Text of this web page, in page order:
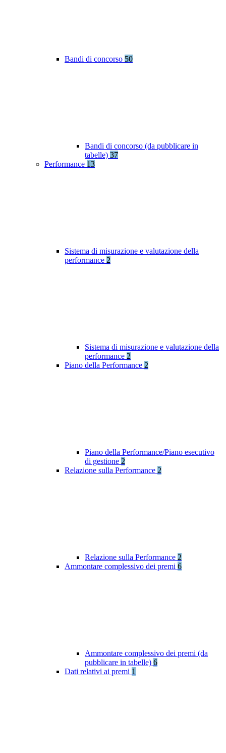
Bandi di concorso 50
Bandi di concorso (da pubblicare in
tabelle) 37
Performance 13
Sistema di misurazione e valutazione della
performance 2
Sistema di misurazione e valutazione della
performance 2
Piano della Performance 2
Piano della Performance/Piano esecutivo
di gestione 2
Relazione sulla Performance 2
Relazione sulla Performance 2
Ammontare complessivo dei premi 6
Ammontare complessivo dei premi (da
pubblicare in tabelle) 6
Dati relativi ai premi 1